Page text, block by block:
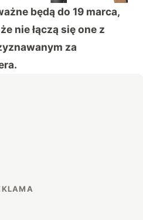
będą do 19 marca,
nie łączą się one z
za